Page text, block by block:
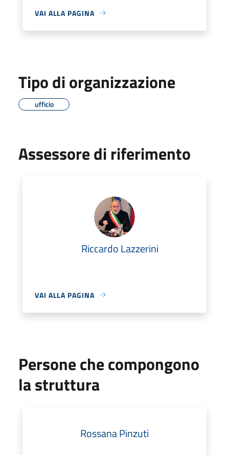
VAI ALLA PAGINA
Tipo di organizzazione
ufficio
Assessore di riferimento
Riccardo Lazzerini
VAI ALLA PAGINA
Persone che compongono
la struttura
Rossana Pinzuti